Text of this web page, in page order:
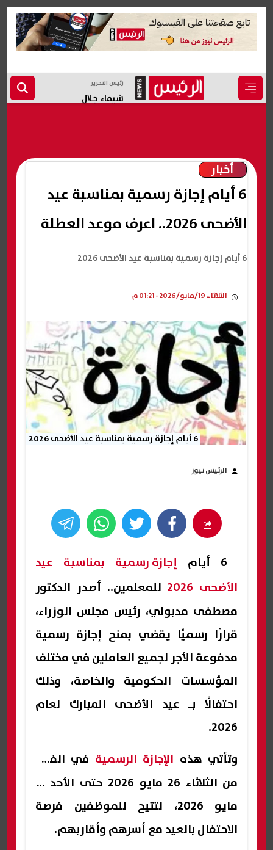
رئيس التحرير
شيماء جلال
أخبار
6 أيام إجازة رسمية بمناسبة عيد الأضحى 2026
6 أيام إجازة رسمية بمناسبة عيد
الأضحى 2026.. اعرف موعد العطلة
الثلاثاء 19/مايو/2026 - 01:21 م
6 أيام إجازة رسمية بمناسبة عيد الأضحى 2026
الرئيس نيوز
إجازة رسمية بمناسبة عيد
الأضحى 2026
للمعلمين.. أصدر الدكتور
مصطفى مدبولي، رئيس مجلس الوزراء،
قرارًا رسميًا يقضي بمنح إجازة رسمية
مدفوعة الأجر لجميع العاملين في مختلف
المؤسسات الحكومية والخاصة، وذلك
احتفالًا بـ عيد الأضحى المبارك لعام
2026.
وتأتي هذه الإجازة الرسمية في الفترة
من الثلاثاء 26 مايو 2026 حتى الأحد 31
مايو 2026، لتتيح للموظفين فرصة
الاحتفال بالعيد مع أسرهم وأقاربهم.